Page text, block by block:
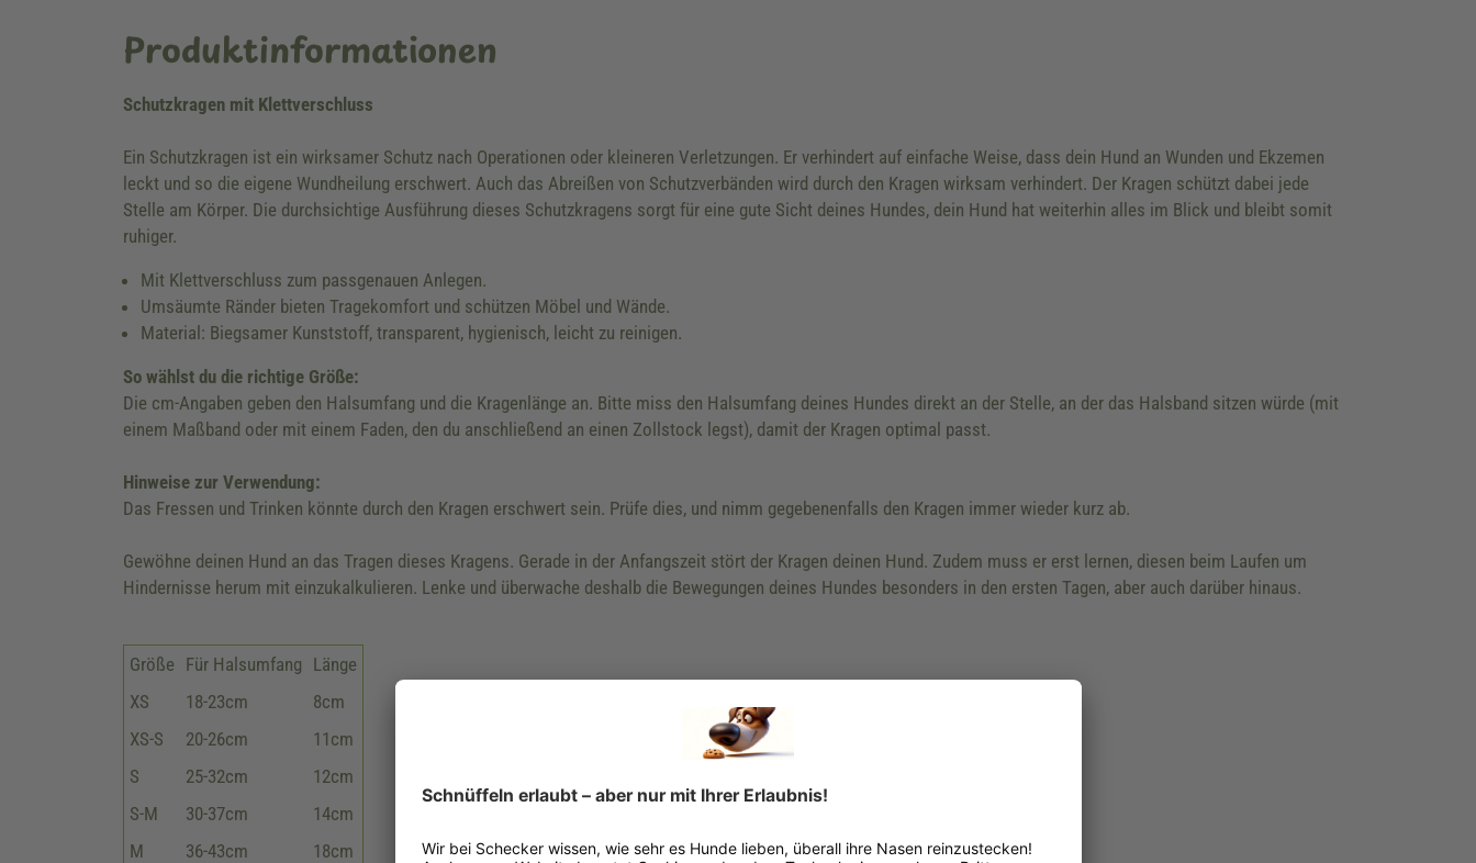
Produktinformationen
Schutzkragen mit Klettverschluss
Ein Schutzkragen ist ein wirksamer Schutz nach Operationen oder kleineren Verletzungen. Er verhindert auf einfache Weise, dass dein Hund an Wunden und Ekzemen
leckt und so die eigene Wundheilung erschwert. Auch das Abreißen von Schutzverbänden wird durch den Kragen wirksam verhindert. Der Kragen schützt dabei jede
Stelle am Körper. Die durchsichtige Ausführung dieses Schutzkragens sorgt für eine gute Sicht deines Hundes, dein Hund hat weiterhin alles im Blick und bleibt somit
ruhiger.
Mit Klettverschluss zum passgenauen Anlegen.
Umsäumte Ränder bieten Tragekomfort und schützen Möbel und Wände.
Material: Biegsamer Kunststoff, transparent, hygienisch, leicht zu reinigen.
So wählst du die richtige Größe:
Die cm-Angaben geben den Halsumfang und die Kragenlänge an. Bitte miss den Halsumfang deines Hundes direkt an der Stelle, an der das Halsband sitzen würde (mit
einem Maßband oder mit einem Faden, den du anschließend an einen Zollstock legst), damit der Kragen optimal passt.
Hinweise zur Verwendung:
Das Fressen und Trinken könnte durch den Kragen erschwert sein. Prüfe dies, und nimm gegebenenfalls den Kragen immer wieder kurz ab.
Gewöhne deinen Hund an das Tragen dieses Kragens. Gerade in der Anfangszeit stört der Kragen deinen Hund. Zudem muss er erst lernen, diesen beim Laufen um
Hindernisse herum mit einzukalkulieren. Lenke und überwache deshalb die Bewegungen deines Hundes besonders in den ersten Tagen, aber auch darüber hinaus.
Größe Für Halsumfang Länge
XS
18-23cm
8cm
XS-S
20-26cm
11cm
S
25-32cm
12cm
S-M
30-37cm
14cm
M
36-43cm
18cm